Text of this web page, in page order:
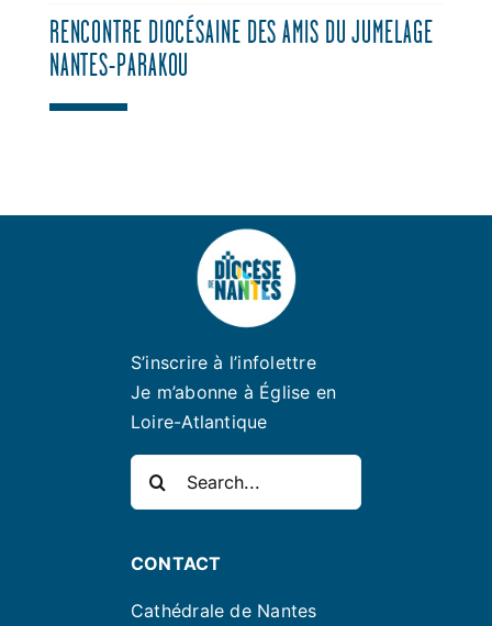
RENCONTRE DIOCÉSAINE DES AMIS DU JUMELAGE
NANTES-PARAKOU
S’inscrire à l’infolettre
Je m’abonne à Église en
Loire-Atlantique
CONTACT
Cathédrale de Nantes